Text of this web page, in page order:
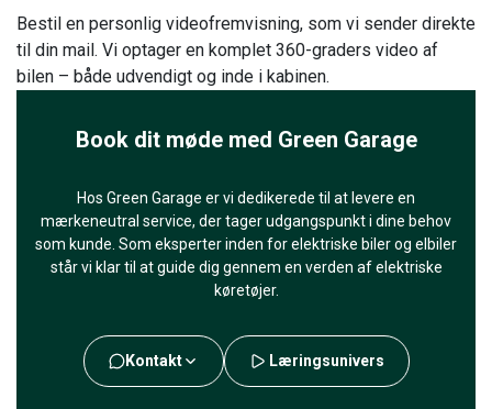
Bestil en personlig videofremvisning, som vi sender direkte
til din mail. Vi optager en komplet 360-graders video af
bilen – både udvendigt og inde i kabinen.
Book dit møde med Green Garage
Hos Green Garage er vi dedikerede til at levere en
mærkeneutral service, der tager udgangspunkt i dine behov
som kunde. Som eksperter inden for elektriske biler og elbiler
står vi klar til at guide dig gennem en verden af elektriske
køretøjer.
Kontakt Læringsunivers